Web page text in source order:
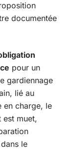
documentée
pour un
gardiennage
lié au
en charge, le
est muet,
le